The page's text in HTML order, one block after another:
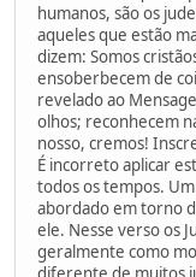
humanos, são os
aqueles que estão
dizem: Somos
ensoberbecem de
revelado ao
olhos; reconhecem
nosso, cremos!
É incorreto aplicar
todos os tempos.
abordado em torno
ele. Nesse verso os
geralmente como